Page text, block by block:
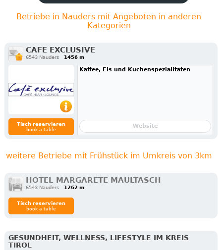
Betriebe in Nauders mit Angeboten in anderen
Kategorien
CAFE EXCLUSIVE
6543 Nauders 1456 m
Tisch reservieren
book a table
Kaffee, Eis und Kuchenspezialitäten
Website
weitere Betriebe mit Frühstück im Umkreis von 3km
HOTEL MARGARETE MAULTASCH
6543 Nauders 1262 m
Tisch reservieren
book a table
GESUNDHEIT, WELLNESS, LIFESTYLE IM KREIS
TIROL